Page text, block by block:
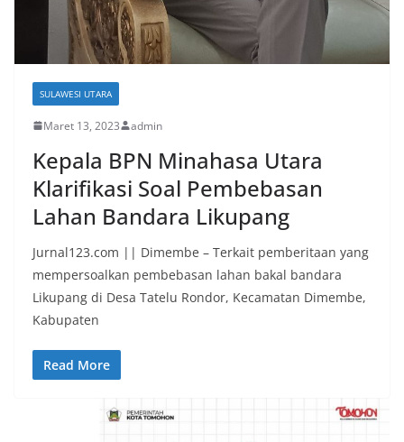
SULAWESI UTARA
Maret 13, 2023 admin
Kepala BPN Minahasa Utara
Klarifikasi Soal Pembebasan
Lahan Bandara Likupang
Jurnal123.com || Dimembe – Terkait pemberitaan yang
mempersoalkan pembebasan lahan bakal bandara
Likupang di Desa Tatelu Rondor, Kecamatan Dimembe,
Kabupaten
Read More